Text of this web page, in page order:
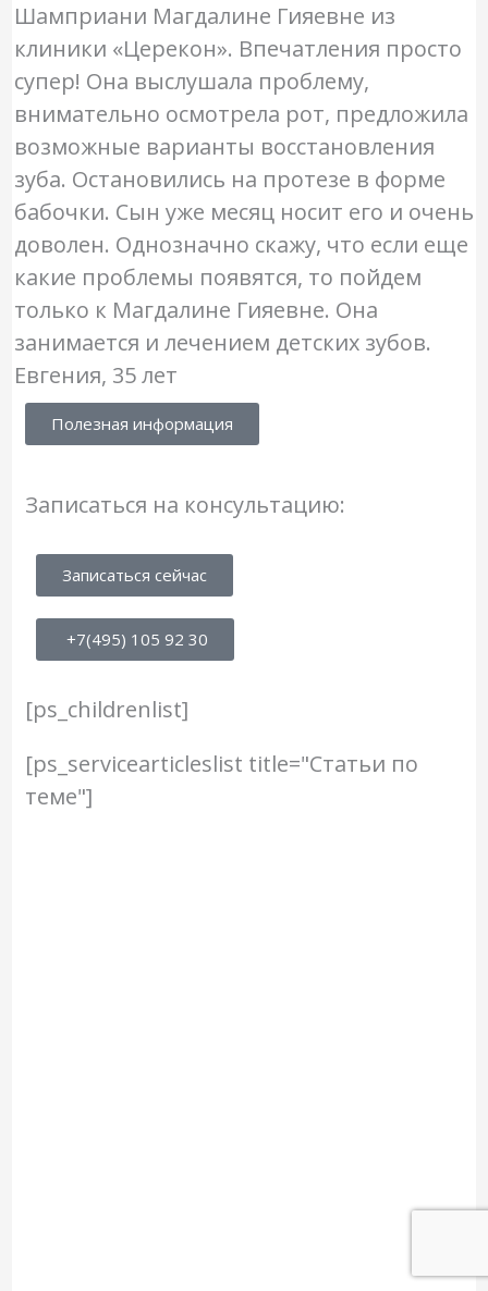
Шамприани Магдалине Гияевне из
клиники «Церекон». Впечатления просто
супер! Она выслушала проблему,
внимательно осмотрела рот, предложила
возможные варианты восстановления
зуба. Остановились на протезе в форме
бабочки. Сын уже месяц носит его и очень
доволен. Однозначно скажу, что если еще
какие проблемы появятся, то пойдем
только к Магдалине Гияевне. Она
занимается и лечением детских зубов.
Евгения, 35 лет
Полезная информация
Записаться на консультацию:
Записаться сейчас
+7(495) 105 92 30
[ps_childrenlist]
[ps_servicearticleslist title="Статьи по
теме"]